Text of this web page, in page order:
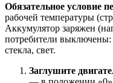
Обязательное условие
рабочей температуры
Аккумулятор заряжен
потребители выключены:
стекла, свет.
Заглушите